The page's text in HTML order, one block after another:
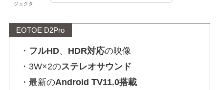
ジェクタ
EOTOE D2Pro
・ フルHD、 HDR対応の映像
・3W×2のステレオサウンド
・最新のAndroid TV11.0搭載